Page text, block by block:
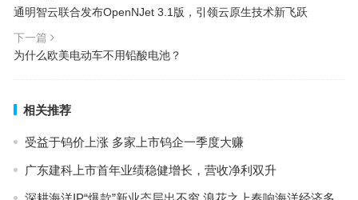
通明智云联合发布OpenNJet 3.1版，引领云原生技术新飞跃
下一篇
为什么欧美电动车不用铅酸电池？
相关推荐
受益于钨价上涨 多家上市钨企一季度大赚
广东建科上市首年业绩稳健增长，营收净利双升